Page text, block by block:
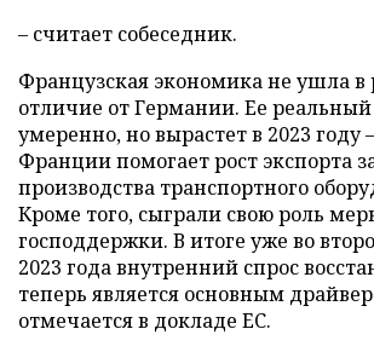
– считает собеседник.
Французская экономика не ушла в
отличие от Германии. Ее
умеренно, но вырастет в 2023 году
Франции помогает рост экспорта
производства транспортного
Кроме того, сыграли свою роль
господдержки. В итоге уже во
2023 года внутренний спрос
теперь является основным
отмечается в докладе ЕС.